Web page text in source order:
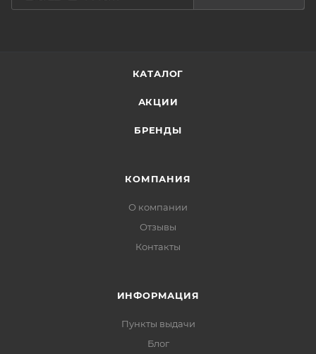
КАТАЛОГ
АКЦИИ
БРЕНДЫ
КОМПАНИЯ
О компании
Отзывы
Контакты
ИНФОРМАЦИЯ
Пункты выдачи
Блог